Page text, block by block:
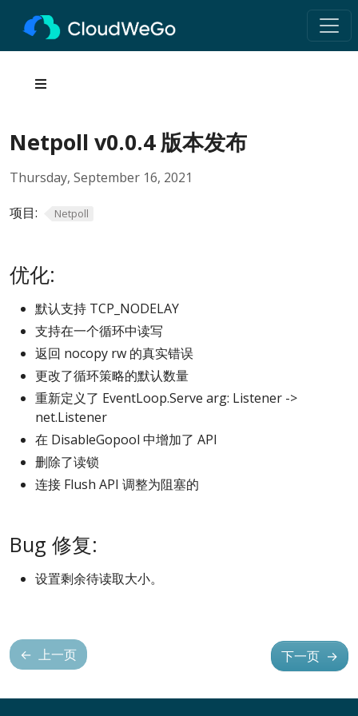
Netpoll v0.0.4 版本发布
Thursday, September 16, 2021
项目:
Netpoll
优化:
默认支持 TCP_NODELAY
支持在一个循环中读写
返回 nocopy rw 的真实错误
更改了循环策略的默认数量
重新定义了 EventLoop.Serve arg: Listener ->
net.Listener
在 DisableGopool 中增加了 API
删除了读锁
连接 Flush API 调整为阻塞的
Bug 修复:
设置剩余待读取大小。
← 上一页 下一页 →